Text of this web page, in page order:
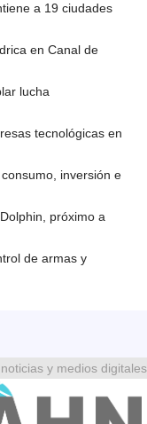
a 19 ciudades
en Canal de
lucha
tecnológicas en
inversión e
próximo a
de armas y
y medios digitales